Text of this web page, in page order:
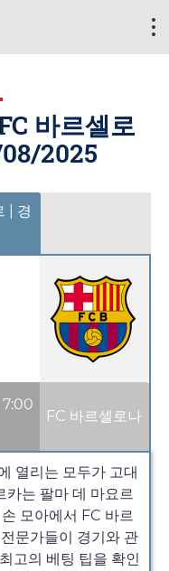
바르셀로
2025
| 경
|7:00
FC 바르셀로나
열리는 모두가 고대
카는 팔마 데 마요르
모아에서 FC 바르
문가들이 경기와 관
고의 베팅 팁을 확인